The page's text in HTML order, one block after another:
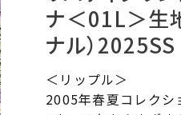
ナ＜01L＞生
ナル）2025SS
＜リップル＞
2005年春夏コレク